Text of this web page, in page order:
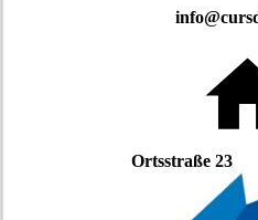
Ortsstraße 23